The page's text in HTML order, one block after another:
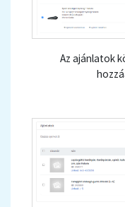
Az ajánlatok